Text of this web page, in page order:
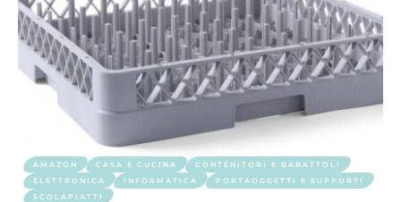
AMAZON CASA E CUCINA
CONTENITORI E BARATTOLI
ELETTRONICA
INFORMATICA
PORTAOGGETTI E SUPPORTI
SCOLAPIATTI